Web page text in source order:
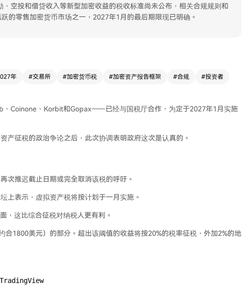
空投和借贷收入等新型加密收益的税收标准尚未公布，相关合规规则和
的零售加密货币市场之一，2027年1月的最后期限现已明确。
年 #交易所 #加密货币税 #加密资产报告框架 #合规 #投资者
Coinone、Korbit和Gopax——已经与国税厅合作，为定于2027年1月实施
产征税的政治争论之后，此次协调表明政府这次是认真的。
次推迟截止日期或完全取消该税的呼吁。
上表示，虚拟资产税将按计划于一月实施。
，这比综合征税对纳税人更有利。
合1800美元）的部分。超出该阈值的收益将按20%的税率征税，外加2%的地